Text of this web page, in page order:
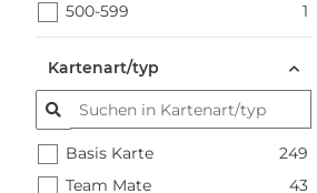
500-599
1
Kartenart/typ
Basis Karte
249
Team Mate
43